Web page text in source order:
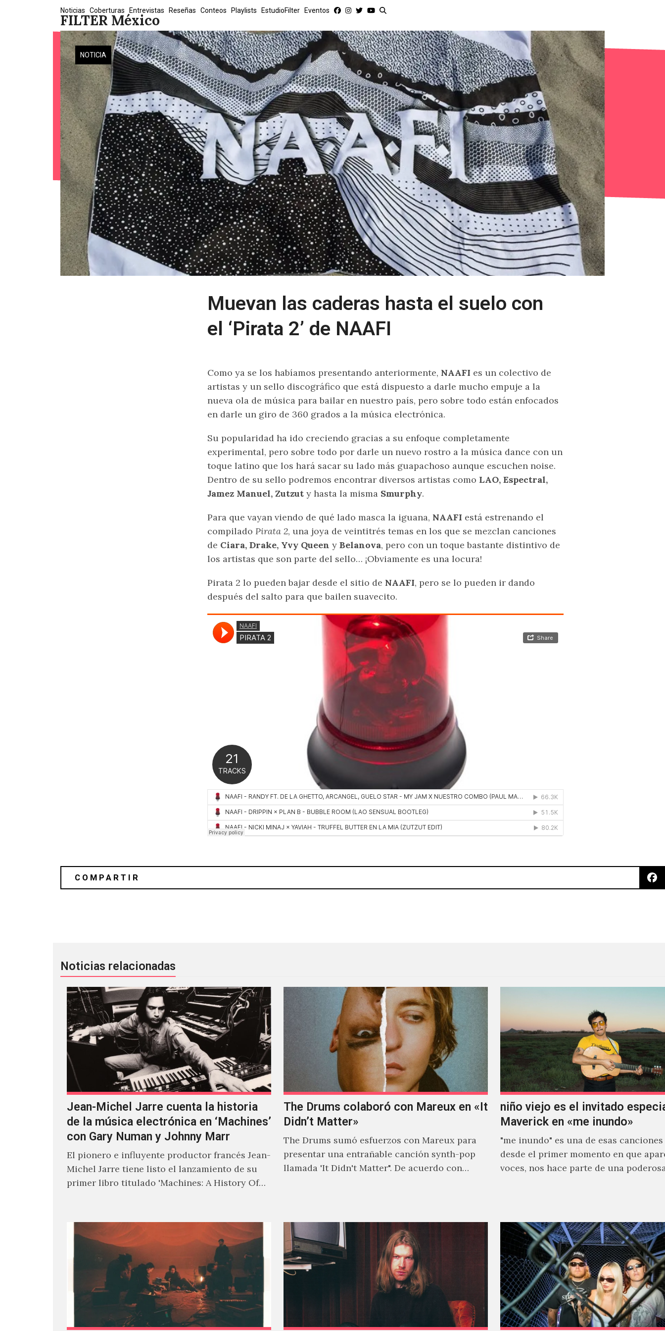
FILTER México
Noticias Coberturas Entrevistas Reseñas Conteos Playlists EstudioFilter Eventos
NOTICIA
Muevan las caderas hasta el suelo con
el ‘Pirata 2’ de NAAFI
Como ya se los habíamos presentando anteriormente, NAAFI es un colectivo de
artistas y un sello discográfico que está dispuesto a darle mucho empuje a la
nueva ola de música para bailar en nuestro país, pero sobre todo están enfocados
en darle un giro de 360 grados a la música electrónica.
Su popularidad ha ido creciendo gracias a su enfoque completamente
experimental, pero sobre todo por darle un nuevo rostro a la música dance con un
toque latino que los hará sacar su lado más guapachoso aunque escuchen noise.
Dentro de su sello podremos encontrar diversos artistas como LAO, Espectral,
Jamez Manuel, Zutzut y hasta la misma Smurphy.
Para que vayan viendo de qué lado masca la iguana, NAAFI está estrenando el
compilado Pirata 2, una joya de veintitrés temas en los que se mezclan canciones
de Ciara, Drake, Yvy Queen y Belanova, pero con un toque bastante distintivo de
los artistas que son parte del sello… ¡Obviamente es una locura!
Pirata 2 lo pueden bajar desde el sitio de NAAFI, pero se lo pueden ir dando
después del salto para que bailen suavecito.
Noticias relacionadas
Jean-Michel Jarre cuenta la historia
de la música electrónica en ‘Machines’
con Gary Numan y Johnny Marr
El pionero e influyente productor francés Jean-
Michel Jarre tiene listo el lanzamiento de su
primer libro titulado 'Machines: A History Of
The Drums colaboró con Mareux en «It
Didn’t Matter»
The Drums sumó esfuerzos con Mareux para
presentar una entrañable canción synth-pop
llamada 'It Didn't Matter". De acuerdo con
niño viejo es el invitado
Maverick en «me inundo»
"me inundo" es una de esas canciones
desde el primer momento en que
voces, nos hace parte de una